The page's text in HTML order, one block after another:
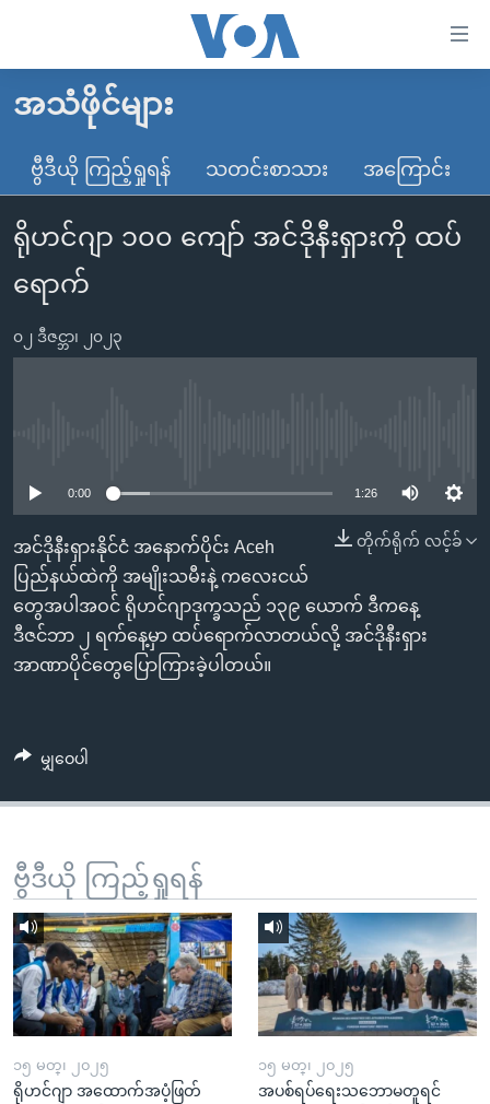
လွယ်ကူ
သည့်
Link
များ
ပင်မ
သို့
စာမျက်နှာ
သို့
ကျော်
ကြည့်
ရန်
နေရာ
မူလစာမျက်နှာ
မြန်မာ
ကမ္ဘာ့သတင်းများ
နိုင်ငံတကာ
အမေရိကန်
အစ္စရေး-ပါလက်စတိုင်း
ဗွီဒီယို
သတင်းလွတ်လပ်ခွင့်
ရပ်ဝန်းတခု လမ်းတခု အလွန်
အင်္ဂလိပ်စာလေ့လာမယ်
ဗွီအိုအေ လူမှုကွန်ယက်များ
အသံဖိုင်များ
ဗွီဒီယို ကြည့်ရှုရန် သတင်းစာသား အကြောင်း
ရိုဟင်ဂျာ ၁၀၀ ကျော် အင်ဒိုနီးရှားကို ထပ်
ရောက်
၀၂ ဒီဇင္ဘာ၊ ၂၀၂၃
0:00 1:26
တိုက်ရိုက် လင့်ခ်
အင်ဒိုနီးရှားနိုင်ငံ အနောက်ပိုင်း Aceh
ပြည်နယ်ထဲကို အမျိုးသမီးနဲ့ ကလေးငယ်
တွေအပါအဝင် ရိုဟင်ဂျာဒုက္ခသည် ၁၃၉ ယောက် ဒီကနေ့
ဒီဇင်ဘာ ၂ ရက်နေ့မှာ ထပ်ရောက်လာတယ်လို့ အင်ဒိုနီးရှား
အာဏာပိုင်တွေပြောကြားခဲ့ပါတယ်။
မျှဝေပါ
ဗွီဒီယို ကြည့်ရှုရန်
၁၅ မတ္၊ ၂၀၂၅
ရိုဟင်ဂျာ အထောက်အပံ့ဖြတ်
၁၅ မတ္၊ ၂၀၂၅
အပစ်ရပ်ရေးသဘောမတူရင်